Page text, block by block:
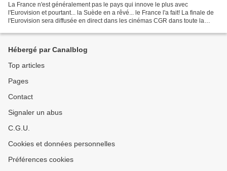
La France n'est généralement pas le pays qui innove le plus avec
l'Eurovision et pourtant... la Suède en a rêvé... le France l'a fait! La finale de
l'Eurovision sera diffusée en direct dans les cinémas CGR dans toute la
Hébergé par Canalblog
Top articles
Pages
Contact
Signaler un abus
C.G.U.
Cookies et données personnelles
Préférences cookies